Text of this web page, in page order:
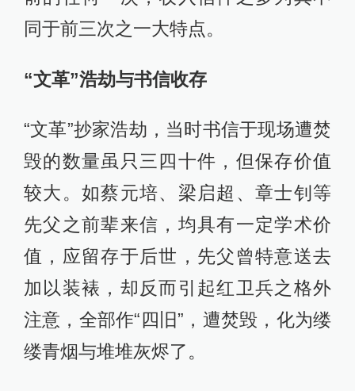
同于前三次之一大特点。
“文革”浩劫与书信收存
“文革”抄家浩劫，当时书信于现场遭焚
毁的数量虽只三四十件，但保存价值
较大。如蔡元培、梁启超、章士钊等
先父之前辈来信，均具有一定学术价
值，应留存于后世，先父曾特意送去
加以装裱，却反而引起红卫兵之格外
注意，全部作“四旧”，遭焚毁，化为缕
缕青烟与堆堆灰烬了。